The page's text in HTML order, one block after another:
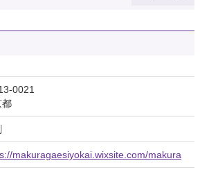
0021
都
makuragaesiyokai.wixsite.com/makura